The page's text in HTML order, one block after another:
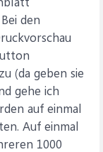
den
(da geben sie
gehe ich
auf einmal
Auf einmal
1000